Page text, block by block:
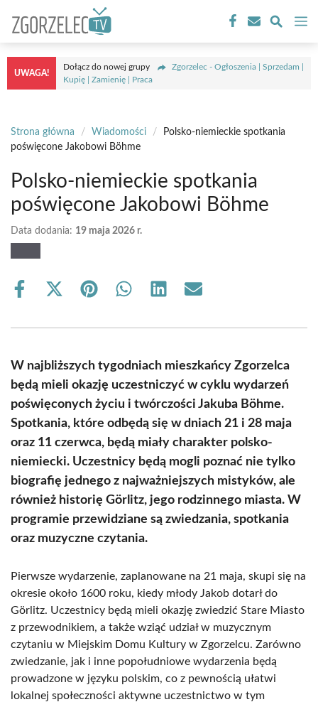
treści
UWAGA!
Dołącz do nowej grupy
Zgorzelec - Ogłoszenia | Sprzedam |
Kupię | Zamienię | Praca
Strona główna / Wiadomości /
Polsko-niemieckie spotkania
poświęcone Jakobowi Böhme
Polsko-niemieckie spotkania
poświęcone Jakobowi Böhme
Data dodania: 19 maja 2026 r.
Share
Share
(Twitter)
Share Share Share Share
W najbliższych tygodniach mieszkańcy Zgorzelca
będą mieli okazję uczestniczyć w cyklu wydarzeń
poświęconych życiu i twórczości Jakuba Böhme.
Spotkania, które odbędą się w dniach 21 i 28 maja
oraz 11 czerwca, będą miały charakter polsko-
niemiecki. Uczestnicy będą mogli poznać nie tylko
biografię jednego z najważniejszych mistyków, ale
również historię Görlitz, jego rodzinnego miasta. W
programie przewidziane są zwiedzania, spotkania
oraz muzyczne czytania.
Pierwsze wydarzenie, zaplanowane na 21 maja, skupi się na
okresie około 1600 roku, kiedy młody Jakob dotarł do
Görlitz. Uczestnicy będą mieli okazję zwiedzić Stare Miasto
z przewodnikiem, a także wziąć udział w muzycznym
czytaniu w Miejskim Domu Kultury w Zgorzelcu. Zarówno
zwiedzanie, jak i inne popołudniowe wydarzenia będą
prowadzone w języku polskim, co z pewnością ułatwi
lokalnej społeczności aktywne uczestnictwo w tym